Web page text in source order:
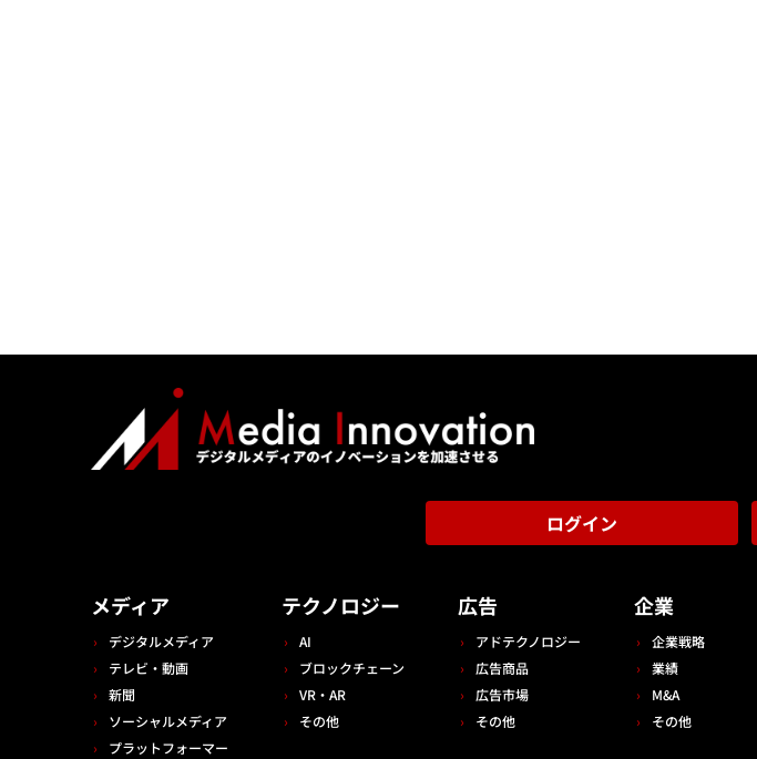
ログイン
メディア
デジタルメディア
テレビ・動画
新聞
ソーシャルメディア
プラットフォーマー
テクノロジー
AI
ブロックチェーン
VR・AR
その他
広告
アドテクノロジー
広告商品
広告市場
その他
企業
企業戦略
業績
M&A
その他